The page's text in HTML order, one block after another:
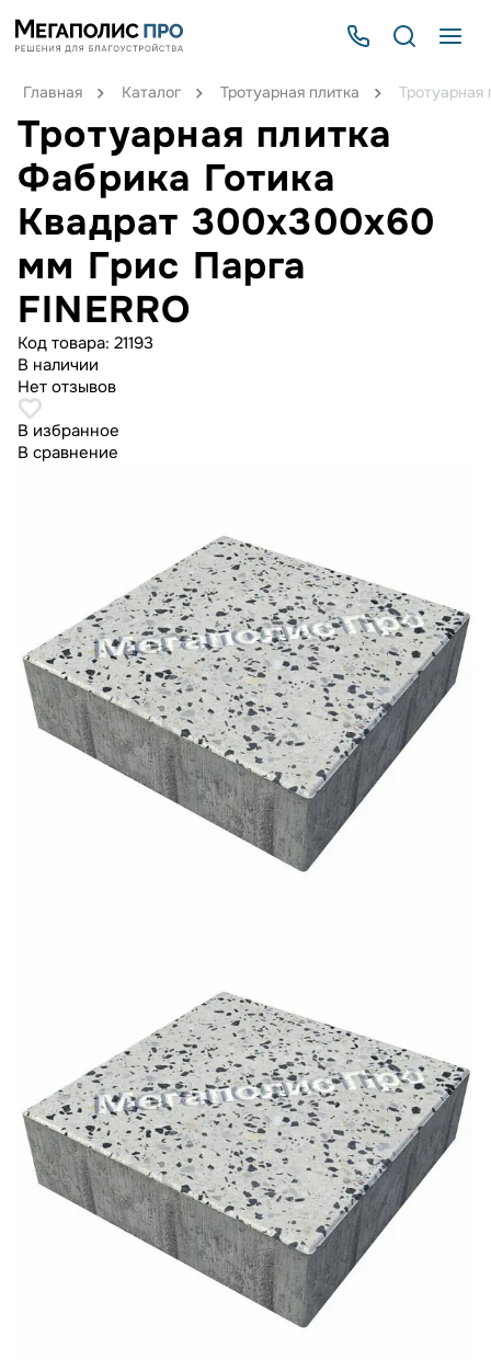
Главная Каталог Тротуарная плитка
Тротуарная плитка
Фабрика Готика
Квадрат 300х300х60
мм Грис Парга
FINERRO
Код товара: 21193
В наличии
Нет отзывов
В избранное
В сравнение